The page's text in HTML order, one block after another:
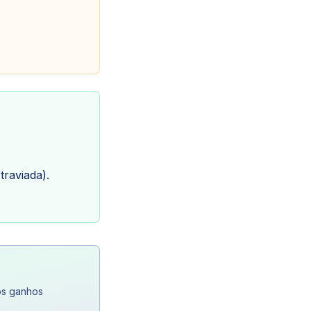
ganhos